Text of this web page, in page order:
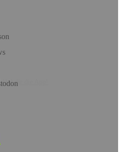
Hol dir die App!